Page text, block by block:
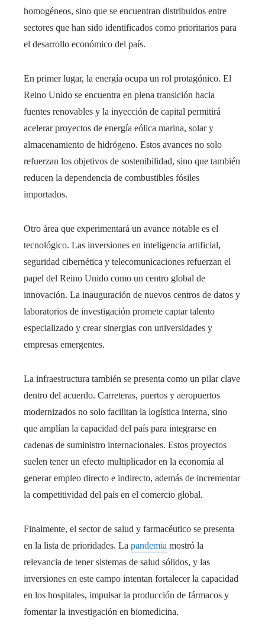
homogéneos, sino que se encuentran distribuidos entre
sectores que han sido identificados como prioritarios para
el desarrollo económico del país.
En primer lugar, la energía ocupa un rol protagónico. El
Reino Unido se encuentra en plena transición hacia
fuentes renovables y la inyección de capital permitirá
acelerar proyectos de energía eólica marina, solar y
almacenamiento de hidrógeno. Estos avances no solo
refuerzan los objetivos de sostenibilidad, sino que también
reducen la dependencia de combustibles fósiles
importados.
Otro área que experimentará un avance notable es el
tecnológico. Las inversiones en inteligencia artificial,
seguridad cibernética y telecomunicaciones refuerzan el
papel del Reino Unido como un centro global de
innovación. La inauguración de nuevos centros de datos y
laboratorios de investigación promete captar talento
especializado y crear sinergias con universidades y
empresas emergentes.
La infraestructura también se presenta como un pilar clave
dentro del acuerdo. Carreteras, puertos y aeropuertos
modernizados no solo facilitan la logística interna, sino
que amplían la capacidad del país para integrarse en
cadenas de suministro internacionales. Estos proyectos
suelen tener un efecto multiplicador en la economía al
generar empleo directo e indirecto, además de incrementar
la competitividad del país en el comercio global.
Finalmente, el sector de salud y farmacéutico se presenta
en la lista de prioridades. La pandemia mostró la
relevancia de tener sistemas de salud sólidos, y las
inversiones en este campo intentan fortalecer la capacidad
en los hospitales, impulsar la producción de fármacos y
fomentar la investigación en biomedicina.